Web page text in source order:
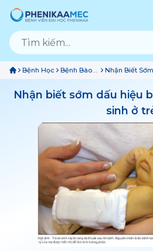
Bệnh Học
Bệnh Bào
Thai
Nhận Biết
Nhận biết sớm dấu hiệu
sinh ở